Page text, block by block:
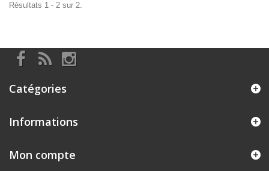
Résultats 1 - 2 sur 2.
Catégories
Informations
Mon compte